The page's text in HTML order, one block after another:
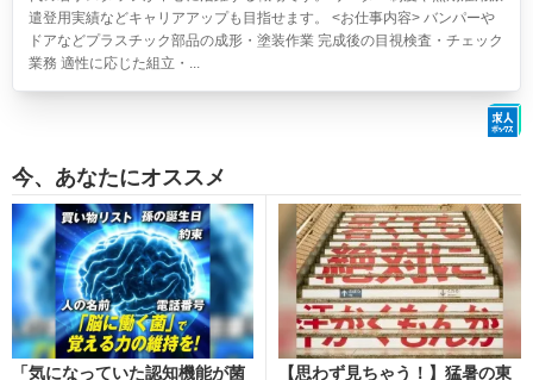
遣登用実績などキャリアアップも目指せます。 <お仕事内容> バンパーや
ドアなどプラスチック部品の成形・塗装作業 完成後の目視検査・チェック
業務 適性に応じた組立・...
今、あなたにオススメ
「気になっていた認知機能が菌
【思わず見ちゃう！】猛暑の東